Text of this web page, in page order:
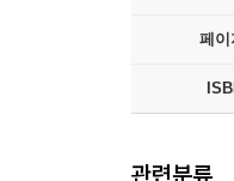
페이
관련분류